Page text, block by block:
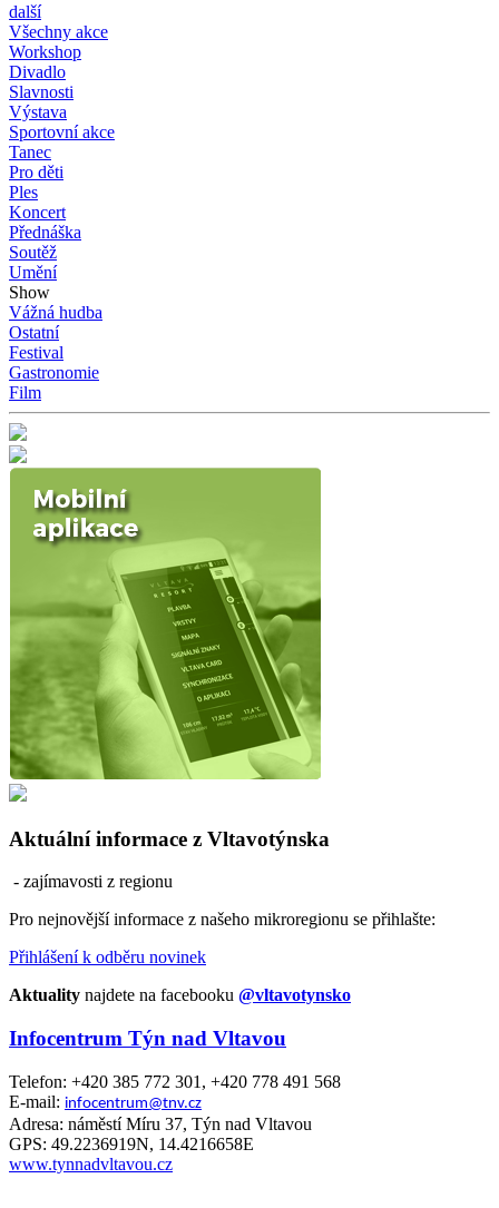
další
Všechny akce
Workshop
Divadlo
Slavnosti
Výstava
Sportovní akce
Tanec
Pro děti
Ples
Koncert
Přednáška
Soutěž
Umění
Show
Vážná hudba
Ostatní
Festival
Gastronomie
Film
Aktuální informace z Vltavotýnska
- zajímavosti z regionu
Pro nejnovější informace z našeho mikroregionu se přihlašte:
Přihlášení k odběru novinek
Aktuality najdete na facebooku @vltavotynsko
Infocentrum Týn nad Vltavou
Telefon: +420 385 772 301, +420 778 491 568
E-mail: infocentrum@tnv.cz
Adresa: náměstí Míru 37, Týn nad Vltavou
GPS: 49.2236919N, 14.4216658E
www.tynnadvltavou.cz